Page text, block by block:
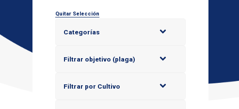
Quitar Selección
Categorías
Filtrar objetivo (plaga)
Filtrar por Cultivo